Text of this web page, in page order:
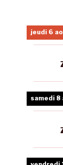
jeudi 6
samedi 8